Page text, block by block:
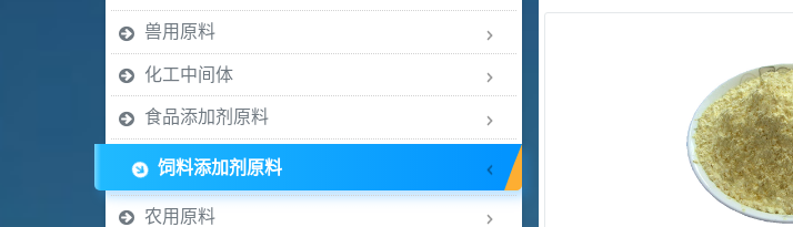
兽用原料
化工中间体
食品添加剂原料
饲料添加剂原料
农用原料